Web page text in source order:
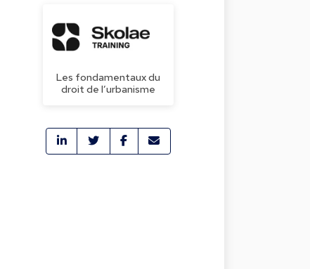
Les fondamentaux du
droit de l’urbanisme